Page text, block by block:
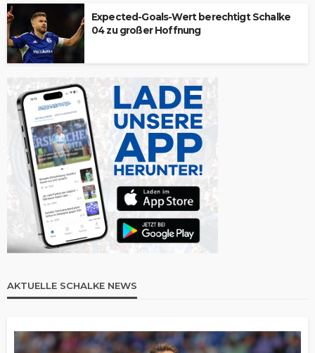
Expected-Goals-Wert berechtigt Schalke
04 zu großer Hoffnung
AKTUELLE SCHALKE NEWS